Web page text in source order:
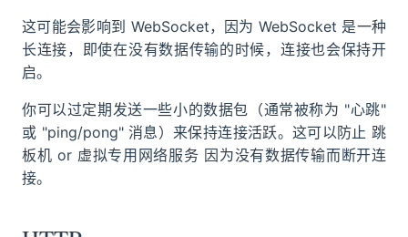
这可能会影响到 WebSocket，因为 WebSocket 是一种
长连接，即使在没有数据传输的时候，连接也会保持开
启。
你可以过定期发送一些小的数据包（通常被称为 "心跳"
或 "ping/pong" 消息）来保持连接活跃。这可以防止 跳
板机 or 虚拟专用网络服务 因为没有数据传输而断开连
接。